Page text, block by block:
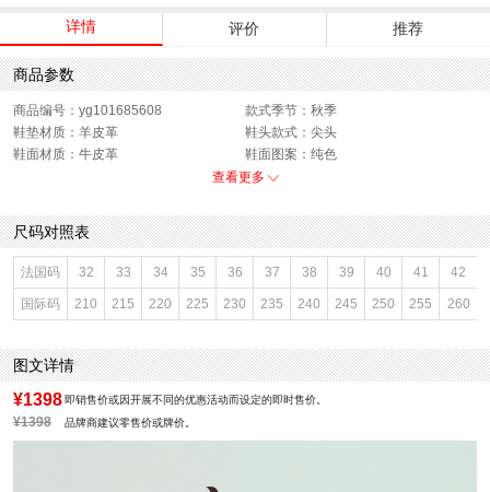
详情 评价 推荐
商品参数
商品编号：yg101685608
款式季节：秋季
鞋垫材质：羊皮革
鞋头款式：尖头
鞋面材质：牛皮革
鞋面图案：纯色
适用人群：女子
鞋面内里材质：超纤,羊皮革
性别：女子
皮质特征：牛皮革
上市时间：2026年秋季
鞋底材质：橡胶
参考鞋宽(女)：7.5CM
里料材质：超纤,羊皮革
色系：杏色
鞋类流行款式：浅口鞋
流行元素：纯色
查看更多
尺码对照表
法国码 32 33 34 35 36 37 38 39 40 41 42
国际码 210 215 220 225 230 235 240 245 250 255 260
图文详情
¥1398 即销售价或因开展不同的优惠活动而设定的即时售价。
¥1398 品牌商建议零售价或牌价。